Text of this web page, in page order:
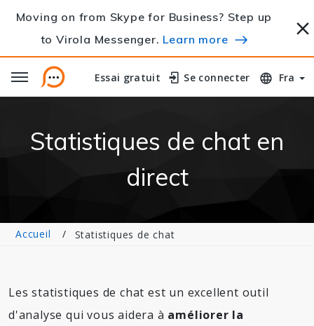
Moving on from Skype for Business? Step up
to Virola Messenger. Learn more
Essai gratuit
Essai gratuit Se connecter
Se connecter Fra
Statistiques de chat en
direct
Accueil Statistiques de chat
Les statistiques de chat est un excellent outil
d'analyse qui vous aidera à améliorer la